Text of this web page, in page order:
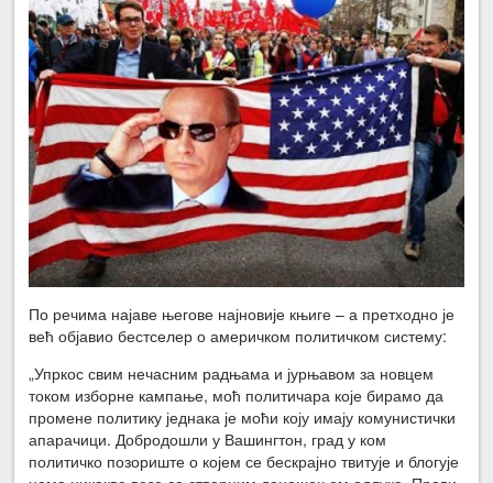
По речима најаве његове најновије књиге – а претходно је
већ објавио бестселер о америчком политичком систему:
„Упркос свим нечасним радњама и јурњавом за новцем
током изборне кампање, моћ политичара које бирамо да
промене политику једнака је моћи коју имају комунистички
апарачици. Добродошли у Вашингтон, град у ком
политичко позориште о којем се бескрајно твитује и блогује